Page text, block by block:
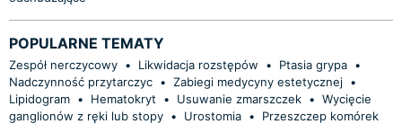
POPULARNE TEMATY
Zespół nerczycowy • Likwidacja rozstępów • Ptasia grypa •
Nadczynność przytarczyc • Zabiegi medycyny estetycznej •
Lipidogram • Hematokryt • Usuwanie zmarszczek • Wycięcie
ganglionów z ręki lub stopy • Urostomia •
Przeszczep komórek